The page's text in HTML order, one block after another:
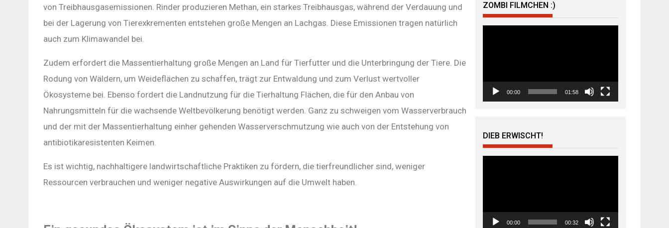
von Treibhausgasemissionen. Rinder produzieren Methan, ein starkes Treibhausgas, während der Verdauung und
bei der Lagerung von Tierexkrementen entstehen große Mengen an Lachgas. Diese Emissionen tragen natürlich
auch zum Klimawandel bei.
Zudem erfordert die Massentierhaltung große Mengen an Land für Tierfutter und die Unterbringung der Tiere. Die
Rodung von Wäldern, um Weideflächen zu schaffen, trägt zur Entwaldung und zum Verlust wertvoller
Ökosysteme bei. Ebenso fordert die Landnutzung für die Tierhaltung Flächen, die für den Anbau von
Nahrungsmitteln für die wachsende Weltbevölkerung benötigt werden. Ganz zu schweigen vom Wasserverbrauch
und der mit der Massentierhaltung einher gehenden Wasserverschmutzung wie auch von der Entstehung von
antibiotikaresistenten Keimen.
Es ist wichtig, nachhaltigere landwirtschaftliche Praktiken zu fördern, die tierfreundlicher sind, weniger
Ressourcen verbrauchen und weniger negative Auswirkungen auf die Umwelt haben.
ZOMBI FILMCHEN :)
00:00 01:58
DIEB ERWISCHT!
00:00 00:32